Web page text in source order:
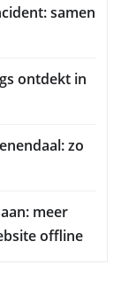
samen
ontdekt in
zo
meer
offline